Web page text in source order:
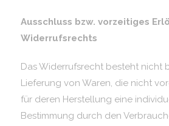
Ausschluss bzw. vorzeitiges
Widerrufsrechts
Das Widerrufsrecht besteht nicht
Lieferung von Waren, die nicht
für deren Herstellung eine
Bestimmung durch den